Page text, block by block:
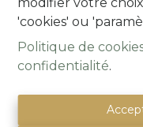
'cookies' ou
Politique de
confidentialité.
Alsembergsesteenweg
1501 Buizingen
info@immoquartier.be